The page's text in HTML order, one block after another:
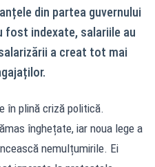
din partea guvernului
fost indexate, salariile au
a creat tot mai
în plină criză politică.
înghețate, iar noua lege a
nemulțumirile. Ei